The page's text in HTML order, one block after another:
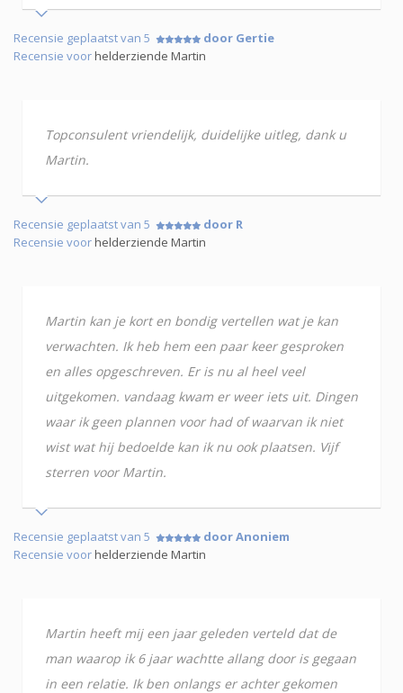
Recensie geplaatst van 5
door Gertie
Recensie voorhelderziende Martin
Topconsulent vriendelijk, duidelijke uitleg, dank u
Martin.
Recensie geplaatst van 5
door R
Recensie voorhelderziende Martin
Martin kan je kort en bondig vertellen wat je kan
verwachten. Ik heb hem een paar keer gesproken
en alles opgeschreven. Er is nu al heel veel
uitgekomen. vandaag kwam er weer iets uit. Dingen
waar ik geen plannen voor had of waarvan ik niet
wist wat hij bedoelde kan ik nu ook plaatsen. Vijf
sterren voor Martin.
Recensie geplaatst van 5
door Anoniem
Recensie voorhelderziende Martin
Martin heeft mij een jaar geleden verteld dat de
man waarop ik 6 jaar wachtte allang door is gegaan
in een relatie. Ik ben onlangs er achter gekomen